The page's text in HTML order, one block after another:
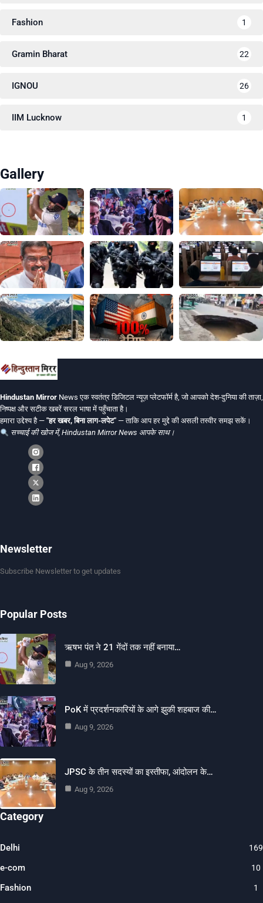
Fashion 1
Gramin Bharat 22
IGNOU 26
IIM Lucknow 1
Gallery
Hindustan Mirror News एक स्वतंत्र डिजिटल न्यूज़ प्लेटफॉर्म है, जो आपको देश-दुनिया की ताज़ा,
निष्पक्ष और सटीक खबरें सरल भाषा में पहुँचाता है।
हमारा उद्देश्य है — "हर खबर, बिना लाग-लपेट" — ताकि आप हर मुद्दे की असली तस्वीर समझ सकें।
सच्चाई की खोज में, Hindustan Mirror News आपके साथ।
Newsletter
Subscribe Newsletter to get updates
Popular Posts
ऋषभ पंत ने 21 गेंदों तक नहीं बनाया…
Aug 9, 2026
PoK में प्रदर्शनकारियों के आगे झुकी शहबाज की…
Aug 9, 2026
JPSC के तीन सदस्यों का इस्तीफा, आंदोलन के…
Aug 9, 2026
Category
Delhi
e-com 10
Fashion 1